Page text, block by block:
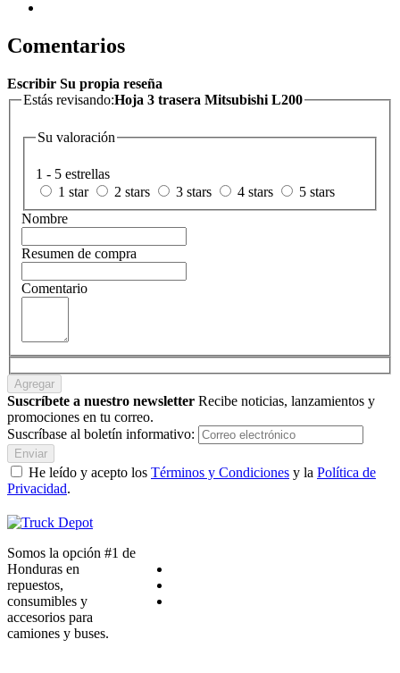
Comentarios
Escribir Su propia reseña
Estás revisando:Hoja 3 trasera Mitsubishi L200
Su valoración
1 - 5 estrellas
1 star
2 stars 3 stars 4 stars
5 stars
Nombre
Resumen de compra
Comentario
Agregar
Suscríbete a nuestro newsletter Recibe noticias, lanzamientos y
promociones en tu correo.
Suscríbase al boletín informativo:
Enviar
He leído y acepto los Términos y Condiciones y la Política de
Privacidad.
Somos la opción #1 de
Honduras en
repuestos,
consumibles y
accesorios para
camiones y buses.